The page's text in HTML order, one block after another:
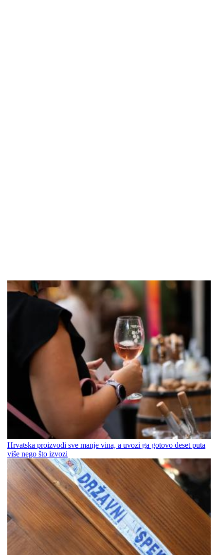
Hrvatska proizvodi sve manje vina, a uvozi ga gotovo deset puta
više nego što izvozi